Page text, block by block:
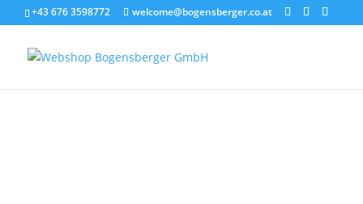
+43 676 3598772 welcome@bogensberger.co.at